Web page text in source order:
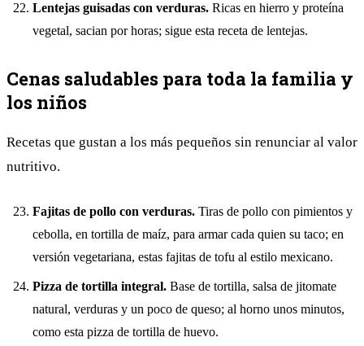
Lentejas guisadas con verduras. Ricas en hierro y proteína
vegetal, sacian por horas; sigue esta receta de lentejas.
Cenas saludables para toda la familia y
los niños
Recetas que gustan a los más pequeños sin renunciar al valor
nutritivo.
Fajitas de pollo con verduras. Tiras de pollo con pimientos y
cebolla, en tortilla de maíz, para armar cada quien su taco; en
versión vegetariana, estas fajitas de tofu al estilo mexicano.
Pizza de tortilla integral. Base de tortilla, salsa de jitomate
natural, verduras y un poco de queso; al horno unos minutos,
como esta pizza de tortilla de huevo.